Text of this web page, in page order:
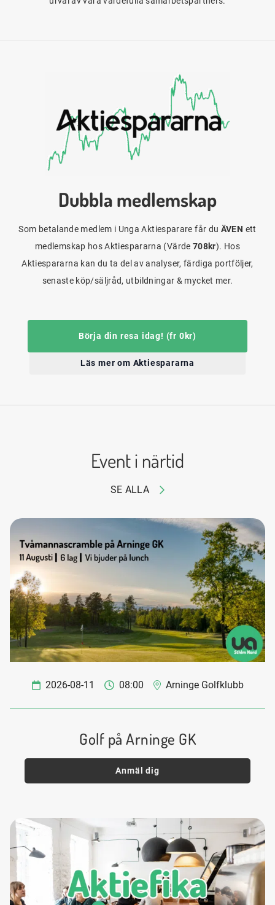
Dubbla medlemskap
Som betalande medlem i Unga Aktiesparare får du ÄVEN ett
medlemskap hos Aktiespararna (Värde 708kr). Hos
Aktiespararna kan du ta del av analyser, färdiga portföljer,
senaste köp/säljråd, utbildningar & mycket mer.
Börja din resa idag! (fr 0kr)
Läs mer om Aktiespararna
Event i närtid
SE ALLA
2026-08-11 08:00 Arninge Golfklubb
Golf på Arninge GK
Anmäl dig